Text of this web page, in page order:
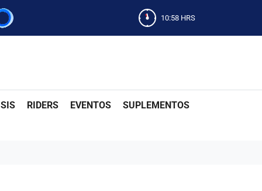
10:58 HRS
RIDERS EVENTOS SUPLEMENTOS